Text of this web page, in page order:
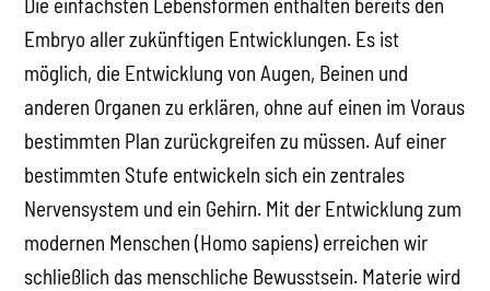
Die einfachsten Lebensformen enthalten bereits den
Embryo aller zukünftigen Entwicklungen. Es ist
möglich, die Entwicklung von Augen, Beinen und
anderen Organen zu erklären, ohne auf einen im Voraus
bestimmten Plan zurückgreifen zu müssen. Auf einer
bestimmten Stufe entwickeln sich ein zentrales
Nervensystem und ein Gehirn. Mit der Entwicklung zum
modernen Menschen (Homo sapiens) erreichen wir
schließlich das menschliche Bewusstsein. Materie wird